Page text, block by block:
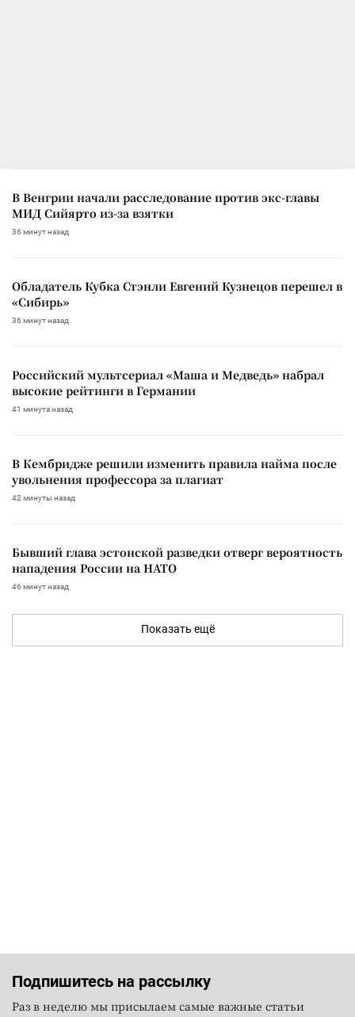
В Венгрии начали расследование против экс-главы
МИД Сийярто из-за взятки
36 минут назад
Обладатель Кубка Стэнли Евгений Кузнецов перешел в
«Сибирь»
36 минут назад
Российский мультсериал «Маша и Медведь» набрал
высокие рейтинги в Германии
41 минута назад
В Кембридже решили изменить правила найма после
увольнения профессора за плагиат
42 минуты назад
Бывший глава эстонской разведки отверг вероятность
нападения России на НАТО
46 минут назад
Показать ещё
Подпишитесь на рассылку
Раз в неделю мы присылаем самые важные статьи